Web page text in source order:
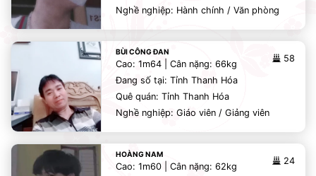
Nghề nghiệp: Hành chính / Văn phòng
BÙI CÔNG ĐAN
58
Cao: 1m64 | Cân nặng: 66kg
Đang số tại: Tỉnh Thanh Hóa
Quê quán: Tỉnh Thanh Hóa
Nghề nghiệp: Giáo viên / Giảng viên
HOÀNG NAM
24
Cao: 1m60 | Cân nặng: 62kg